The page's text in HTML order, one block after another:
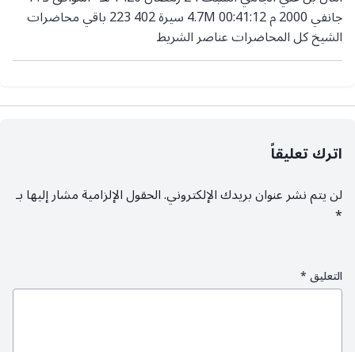
جانفي 2000 م 4.7M 00:41:12 سيرة 402 223 باقي محاضرات
الشيخ كل المحاضرات عناصر الشريط
اترك تعليقاً
لن يتم نشر عنوان بريدك الإلكتروني.الحقول الإلزامية مشار إليها بـ
*
التعليق*